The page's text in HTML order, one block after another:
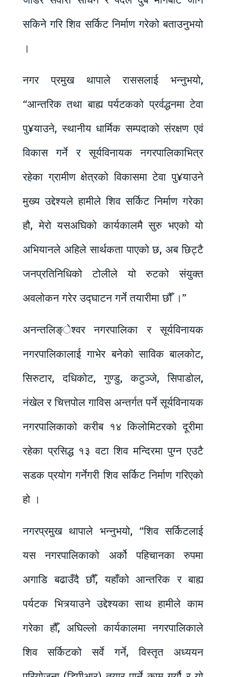
सकिने गरि शिव सर्किट निर्माण गरेको बताउनुभयो
।
नगर प्रमुख थापाले राससलाई भन्नुभयो,
“आन्तरिक तथा बाह्य पर्यटकको प्रर्वद्धनमा टेवा
पु¥याउने, स्थानीय धार्मिक सम्पदाको संरक्षण एवं
विकास गर्ने र सूर्यविनायक नगरपालिकाभित्र
रहेका ग्रामीण क्षेत्रको विकासमा टेवा पु¥याउने
मुख्य उद्देश्यले हामीले शिव सर्किट निर्माण गरेका
हौ, मेरो यसअघिको कार्यकालमै सुरु भएको यो
अभियानले अहिले सार्थकता पाएको छ, अब छिट्टै
जनप्रतिनिधिको टोलीले यो रुटको संयुक्त
अवलोकन गरेर उद्घाटन गर्ने तयारीमा छौँ ।”
अनन्तलिङ्ेश्वर नगरपालिका र सूर्यविनायक
नगरपालिकालाई गाभेर बनेको साविक बालकोट,
सिरुटार, दधिकोट, गुण्डु, कटुञ्जे, सिपाडोल,
नंखेल र चित्तपोल गाविस अन्तर्गत पर्ने सूर्यविनायक
नगरपालिकाको करीब १४ किलोमिटरको दूरीमा
रहेका प्रसिद्ध १३ वटा शिव मन्दिरमा पुग्न एउटै
सडक प्रयोग गर्नेगरी शिव सर्किट निर्माण गरिएको
हो ।
नगरप्रमुख थापाले भन्नुभयो, “शिव सर्किटलाई
यस नगरपालिकाको अर्को पहिचानका रुपमा
अगाडि बढाउँदै छौँ, यहाँको आन्तरिक र बाह्य
पर्यटक भित्र्याउने उद्देश्यका साथ हामीले काम
गरेका हौँ, अघिल्लो कार्यकालमा नगरपालिकाले
शिव सर्किटको सर्वे गर्ने, विस्तृत अध्ययन